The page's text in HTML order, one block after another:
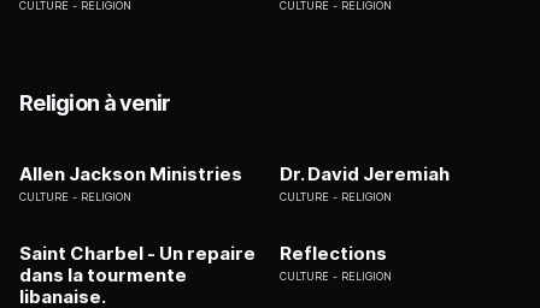
CULTURE RELIGION CULTURE RELIGION
Religion à venir
Allen Jackson Ministries
CULTURE RELIGION
Dr. David Jeremiah
CULTURE RELIGION
Saint Charbel - Un repaire
dans la tourmente
libanaise.
Reflections
CULTURE RELIGION